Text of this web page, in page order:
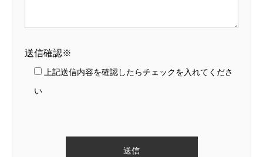
送信確認※
上記送信内容を確認したらチェックを入れてくださ
い